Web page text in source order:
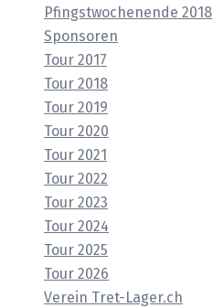
Pfingstwochenende 2018
Sponsoren
Tour 2017
Tour 2018
Tour 2019
Tour 2020
Tour 2021
Tour 2022
Tour 2023
Tour 2024
Tour 2025
Tour 2026
Verein Tret-Lager.ch